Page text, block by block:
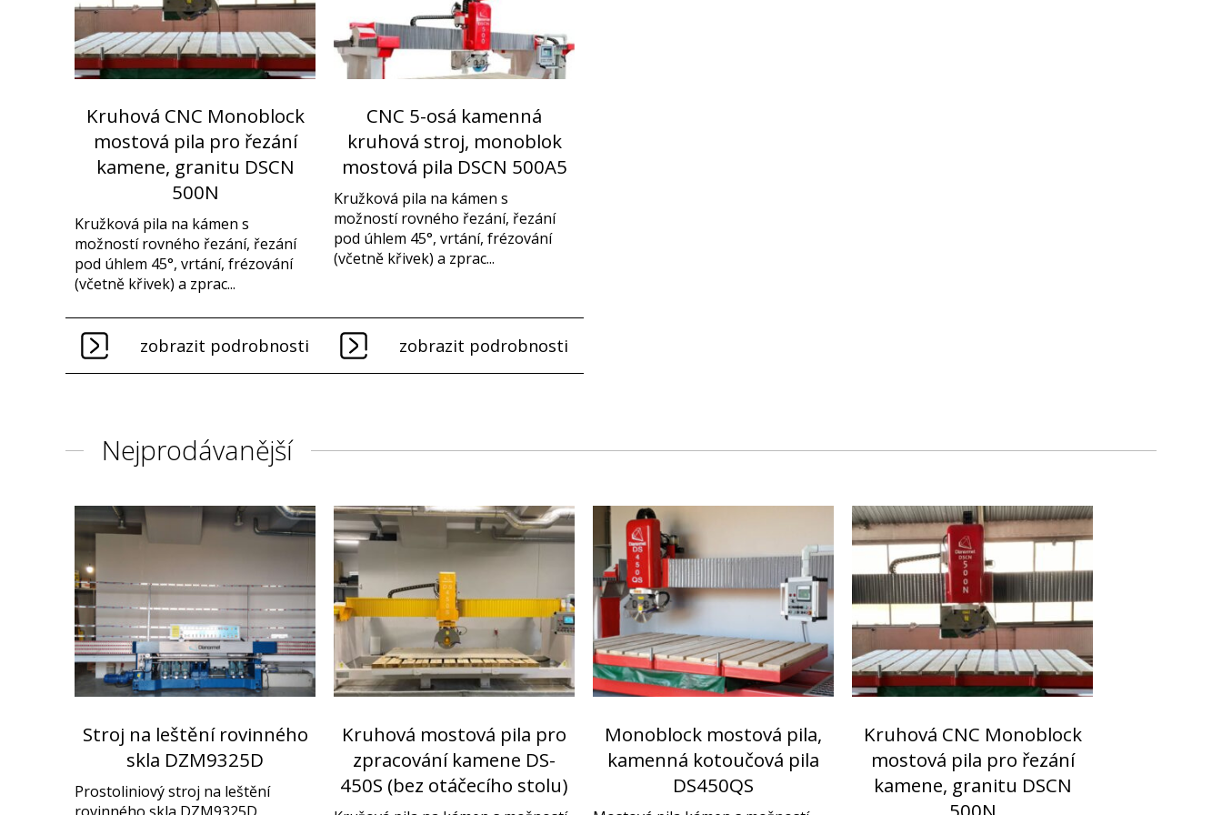
Kruhová CNC Monoblock
mostová pila pro řezání
kamene, granitu DSCN
500N
Kružková pila na kámen s
možností rovného řezání, řezání
pod úhlem 45°, vrtání, frézování
(včetně křivek) a zprac...
zobrazit podrobnosti
CNC 5-osá kamenná
kruhová stroj, monoblok
mostová pila DSCN 500A5
Kružková pila na kámen s
možností rovného řezání, řezání
pod úhlem 45°, vrtání, frézování
(včetně křivek) a zprac...
zobrazit podrobnosti
Nejprodávanější
Stroj na leštění rovinného
skla DZM9325D
Prostoliniový stroj na leštění
Kruhová mostová pila pro
zpracování kamene DS-
450S (bez otáčecího stolu)
Monoblock mostová pila,
kamenná kotoučová pila
DS450QS
Kruhová CNC Monoblock
mostová pila pro řezání
kamene, granitu DSCN